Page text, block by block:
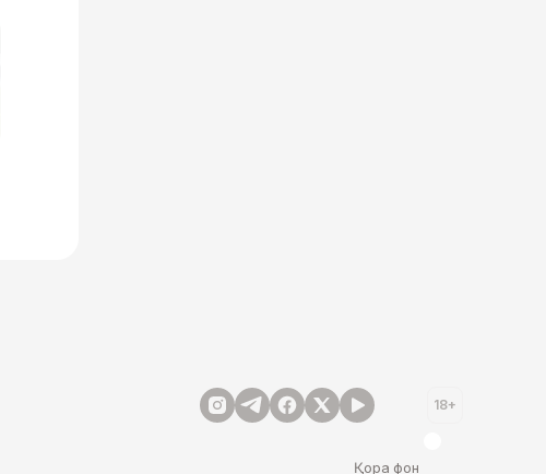
18+
Қора фон